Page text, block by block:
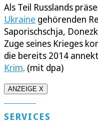
Als Teil Russlands
Ukraine gehörenden
Saporischschja,
Zuge seines Krieges
die bereits 2014
Krim. (mit dpa)
ANZEIGE X
SERVICES